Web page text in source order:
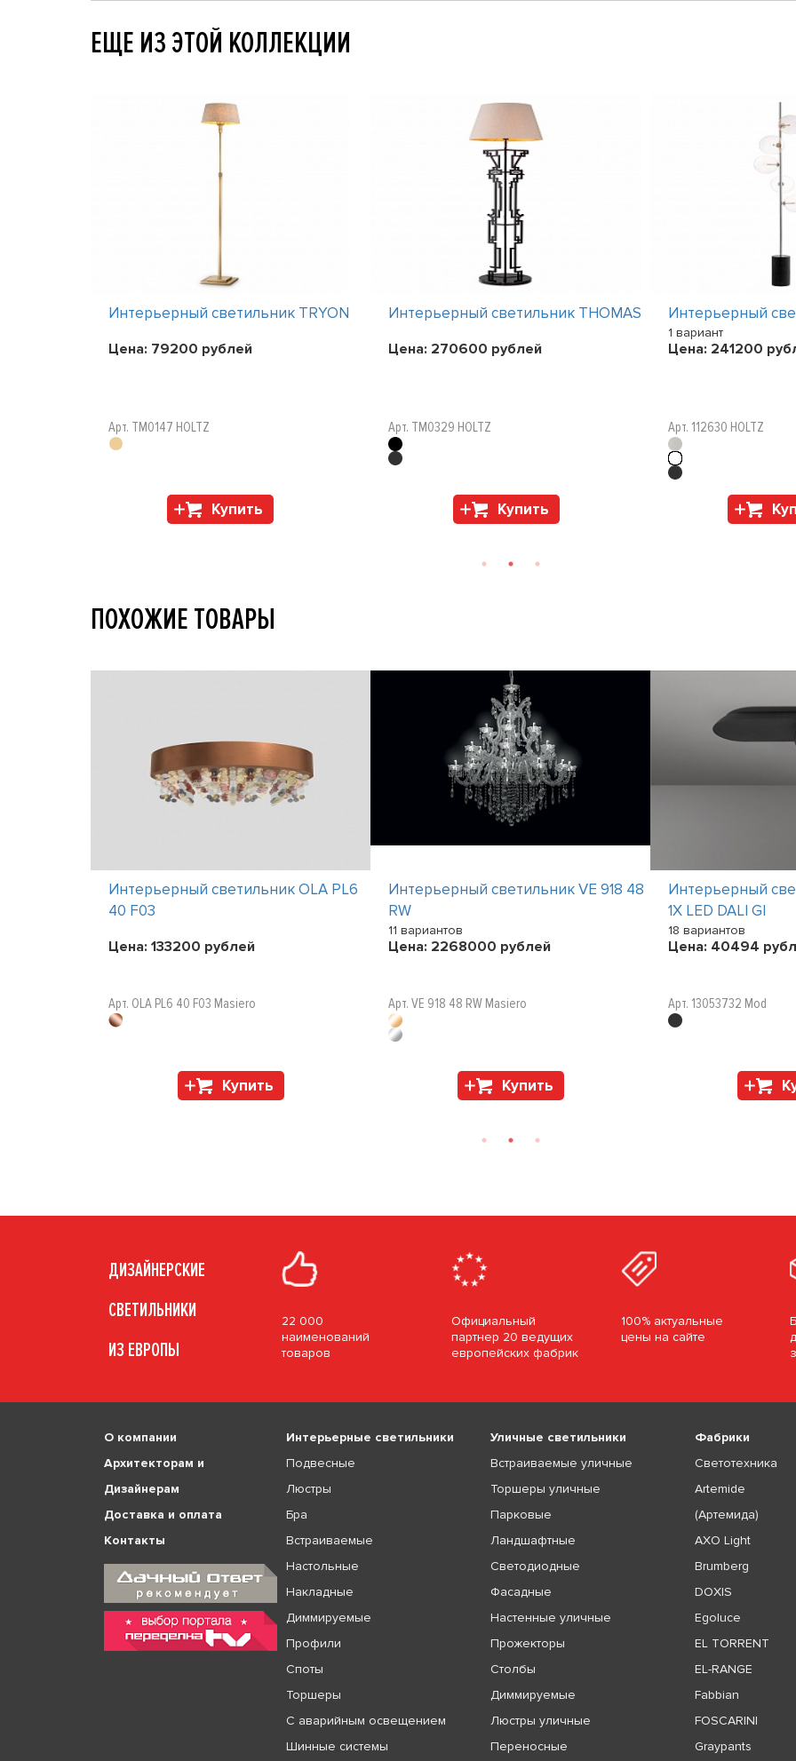
ЕЩЕ ИЗ ЭТОЙ КОЛЛЕКЦИИ
Интерьерный светильник TRYON
Цена: 79200 рублей
Арт. TM0147 HOLTZ
Купить
Интерьерный светильник THOMAS
Цена: 270600 рублей
Арт. TM0329 HOLTZ
Купить
Интерьерный
1 вариант
Цена: 241200
Арт. 112630 HOLTZ
ПОХОЖИЕ ТОВАРЫ
Интерьерный светильник OLA PL6
40 F03
Цена: 133200 рублей
Арт. OLA PL6 40 F03 Masiero
Купить
Интерьерный светильник VE 918 48
RW
11 вариантов
Цена: 2268000 рублей
Арт. VE 918 48 RW Masiero
Купить
Интерьерный
1X LED DALI GI
18 вариантов
Цена: 40494
Арт. 13053732 Mod
ДИЗАЙНЕРСКИЕ
СВЕТИЛЬНИКИ
ИЗ ЕВРОПЫ
22 000
наименований
товаров
Официальный
партнер 20 ведущих
европейских фабрик
100% актуальные
цены на сайте
О компании
Архитекторам и
Дизайнерам
Доставка и оплата
Контакты
Интерьерные светильники
Подвесные
Люстры
Бра
Встраиваемые
Настольные
Накладные
Диммируемые
Профили
Споты
Торшеры
С аварийным освещением
Шинные системы
Уличные светильники
Встраиваемые уличные
Торшеры уличные
Парковые
Ландшафтные
Светодиодные
Фасадные
Настенные уличные
Прожекторы
Столбы
Диммируемые
Люстры уличные
Переносные
Фабрики
Светотехника
Artemide
(Артемида)
AXO Light
Brumberg
DOXIS
Egoluce
EL TORRENT
EL-RANGE
Fabbian
FOSCARINI
Graypants